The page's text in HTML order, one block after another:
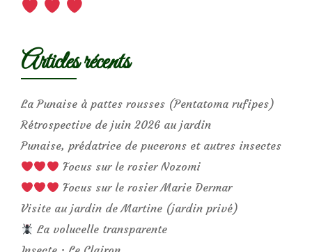
Articles récents
La Punaise à pattes rousses (Pentatoma rufipes)
Rétrospective de juin 2026 au jardin
Punaise, prédatrice de pucerons et autres insectes
Focus sur le rosier Nozomi
Focus sur le rosier Marie Dermar
Visite au jardin de Martine (jardin privé)
La volucelle transparente